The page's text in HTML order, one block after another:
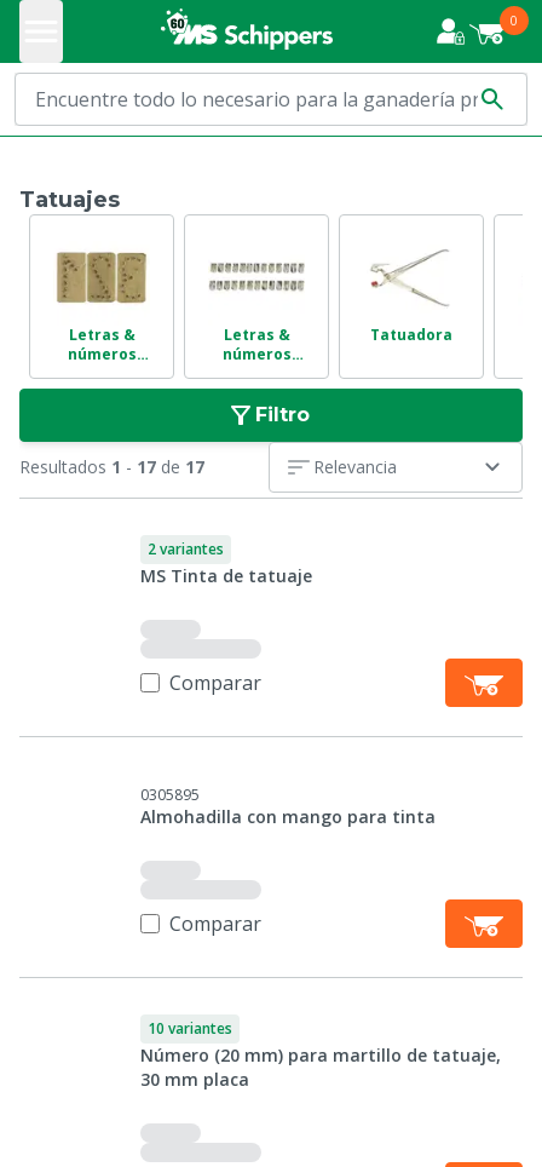
0
Tatuajes
Letras &
números
martillo
Letras &
números
tatuadoras
Tatuadora
Filtro
Resultados 1 - 17 de 17 Relevancia
2 variantes
MS Tinta de tatuaje
Comparar
0305895
Almohadilla con mango para tinta
Comparar
10 variantes
Número (20 mm) para martillo de tatuaje,
30 mm placa